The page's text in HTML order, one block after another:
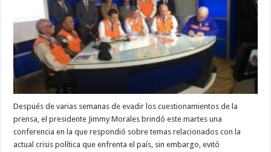
Después de varias semanas de evadir los cuestionamientos de la
prensa, el presidente Jimmy Morales brindó este martes una
conferencia en la que respondió sobre temas relacionados con la
actual crisis política que enfrenta el país, sin embargo, evitó